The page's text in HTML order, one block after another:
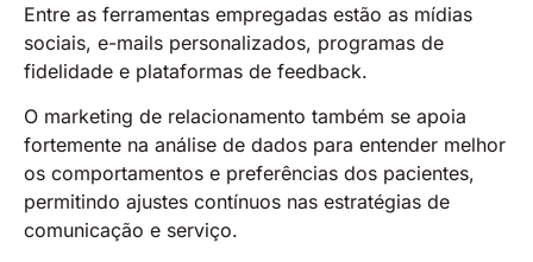
Entre as ferramentas empregadas estão as mídias
sociais, e-mails personalizados, programas de
fidelidade e plataformas de feedback.
O marketing de relacionamento também se apoia
fortemente na análise de dados para entender melhor
os comportamentos e preferências dos pacientes,
permitindo ajustes contínuos nas estratégias de
comunicação e serviço.